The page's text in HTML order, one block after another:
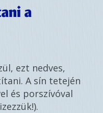
a
ezt nedves,
A sín tetején
és porszívóval